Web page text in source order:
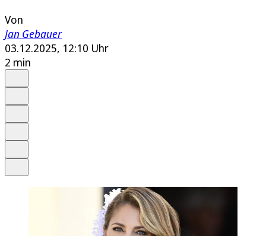
Von
Jan Gebauer
03.12.2025, 12:10 Uhr
2 min